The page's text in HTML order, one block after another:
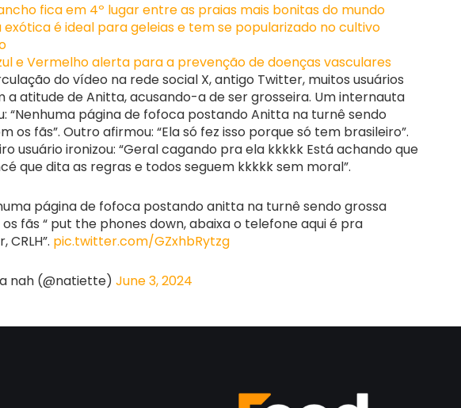
fica em 4º lugar entre as praias mais bonitas do mundo
exótica é ideal para geleias e tem se popularizado no cultivo
e Vermelho alerta para a prevenção de doenças vasculares
do vídeo na rede social X, antigo Twitter, muitos usuários
a atitude de Anitta, acusando-a de ser grosseira. Um internauta
“Nenhuma página de fofoca postando Anitta na turnê sendo
os fãs”. Outro afirmou: “Ela só fez isso porque só tem brasileiro”.
usuário ironizou: “Geral cagando pra ela kkkkk Está achando que
que dita as regras e todos seguem kkkkk sem moral”.
página de fofoca postando anitta na turnê sendo grossa
fãs “ put the phones down, abaixa o telefone aqui é pra
CRLH”. pic.twitter.com/GZxhbRytzg
nah (@natiette) June 3, 2024